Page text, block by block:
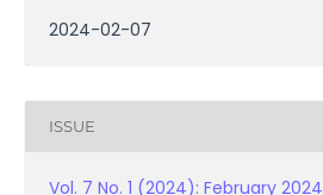
2024-02-07
ISSUE
Vol. 7 No. 1 (2024): February 2024